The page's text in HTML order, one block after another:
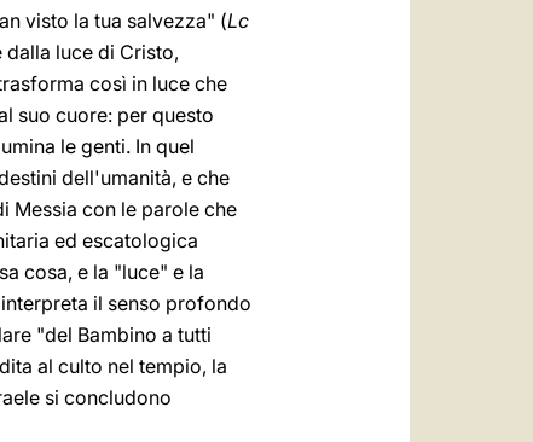
visto la tua salvezza" (Lc
luce di Cristo,
così in luce che
suo cuore: per questo
le genti. In quel
dell'umanità, e che
Messia con le parole che
ed escatologica
cosa, e la "luce" e la
il senso profondo
"del Bambino a tutti
al culto nel tempio, la
si concludono